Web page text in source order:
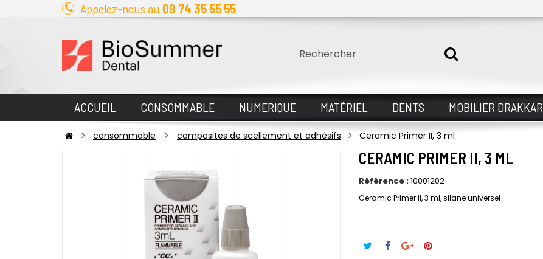
Appelez-nous au 09 74 35 55 55
ACCUEIL CONSOMMABLE NUMERIQUE MATÉRIEL DENTS MOBILIER DRAKKAR
consommable composites de scellement et adhésifs Ceramic Primer II, 3 ml
CERAMIC PRIMER II, 3 ML
Référence :10001202
Ceramic Primer II, 3 ml, silane universel